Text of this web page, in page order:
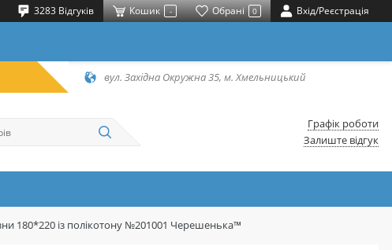
3283 Відгуків Кошик - Обрані 0 Вхід/Реєстрація
вул. Західна Окружна 35, м. Хмельницький
Графік роботи
Залиште відгук
180*220 із полікотону №201001 Черешенька™